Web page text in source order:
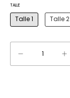
TALLE
Talle 1 Talle 2